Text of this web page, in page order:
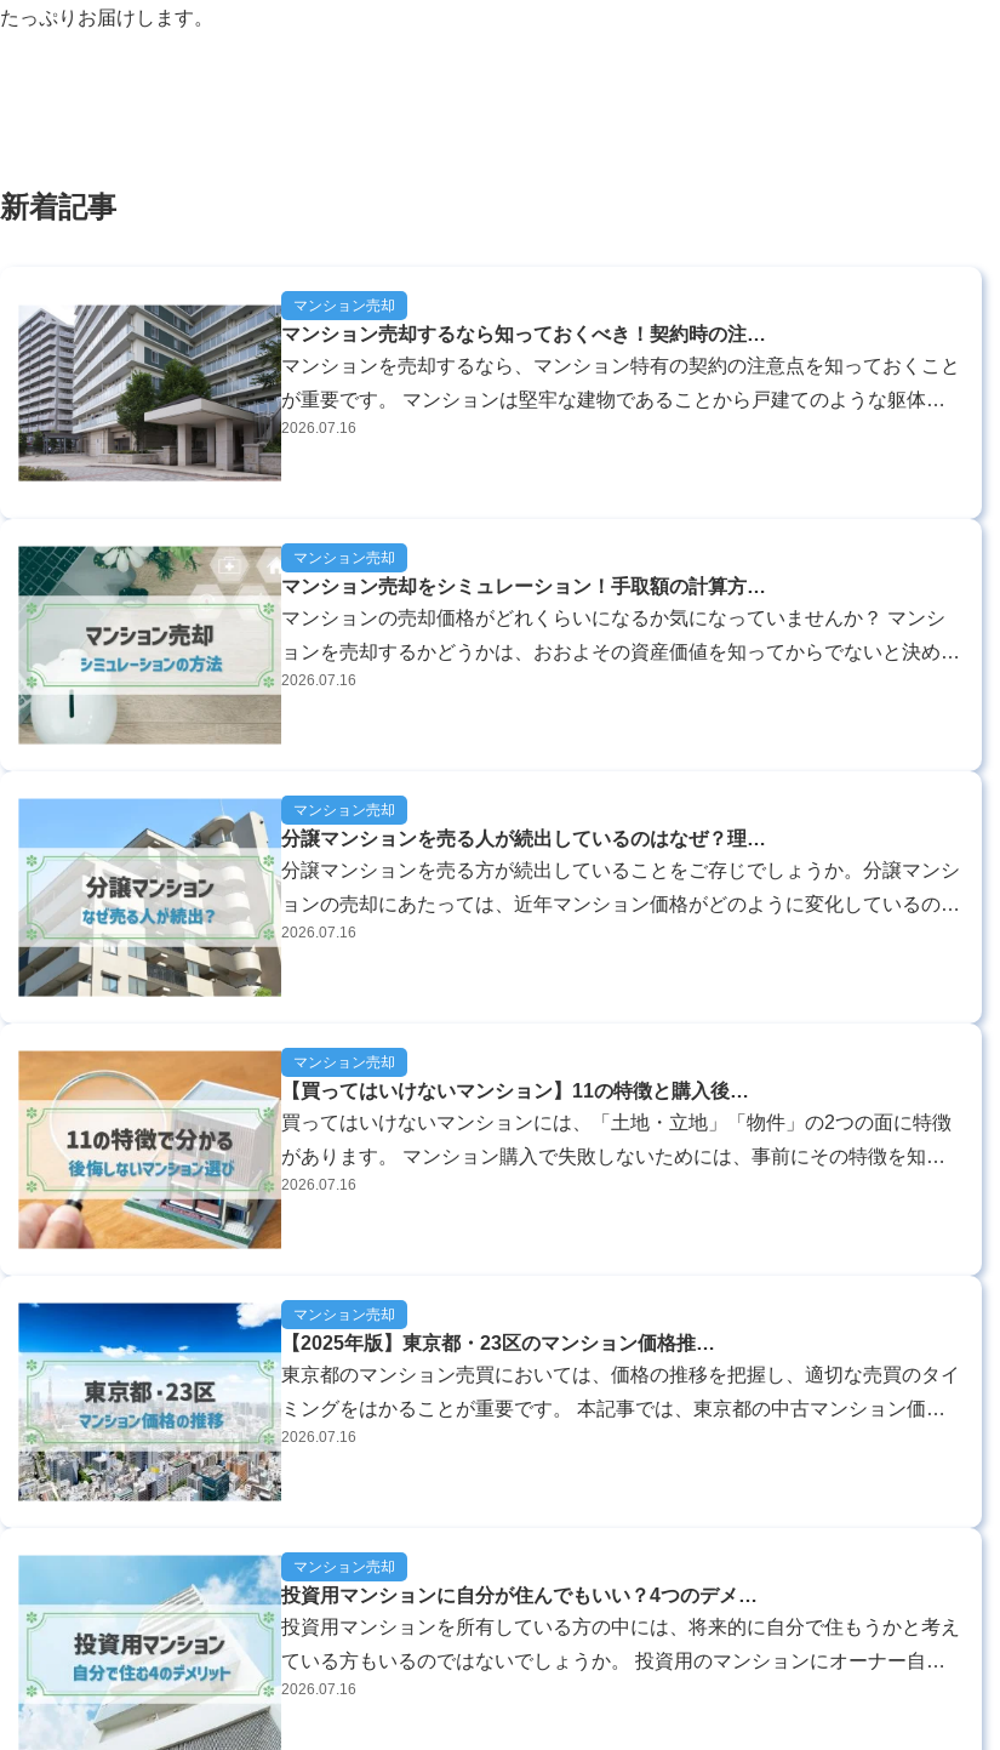
たっぷりお届けします。
新着記事
マンション売却
マンション売却するなら知っておくべき！契約時の注…
マンションを売却するなら、マンション特有の契約の注意点を知っておくこと
が重要です。 マンションは堅牢な建物であることから戸建てのような躯体の
劣化は少ないのですが、設備は多いため、売買契約をする上では設備の取り扱
2026.07.16
マンション売却
マンション売却をシミュレーション！手取額の計算方…
マンションの売却価格がどれくらいになるか気になっていませんか？ マンシ
ョンを売却するかどうかは、おおよその資産価値を知ってからでないと決めら
れません。そのようなときに利用したいのが、マンション売却がシミュレーシ
2026.07.16
マンション売却
分譲マンションを売る人が続出しているのはなぜ？理…
分譲マンションを売る方が続出していることをご存じでしょうか。分譲マンシ
ョンの売却にあたっては、近年マンション価格がどのように変化しているの
か、どういう方が売却を考えているのかなど、最近の市況を知ることも大切で
2026.07.16
マンション売却
【買ってはいけないマンション】11の特徴と購入後…
買ってはいけないマンションには、「土地・立地」「物件」の2つの面に特徴
があります。 マンション購入で失敗しないためには、事前にその特徴を知
り、該当しないか確認することが大切です。 本記事では、買ってはいけない
2026.07.16
マンション売却
【2025年版】東京都・23区のマンション価格推…
東京都のマンション売買においては、価格の推移を把握し、適切な売買のタイ
ミングをはかることが重要です。 本記事では、東京都の中古マンション価格
の推移や、区や間取りによる価格の違い、今後の価格推移の予測などを解説し
2026.07.16
マンション売却
投資用マンションに自分が住んでもいい？4つのデメ…
投資用マンションを所有している方の中には、将来的に自分で住もうかと考え
ている方もいるのではないでしょうか。 投資用のマンションにオーナー自ら
が住むことは可能ですが、注意すべき点もあるため慎重に考えていきましょ
2026.07.16